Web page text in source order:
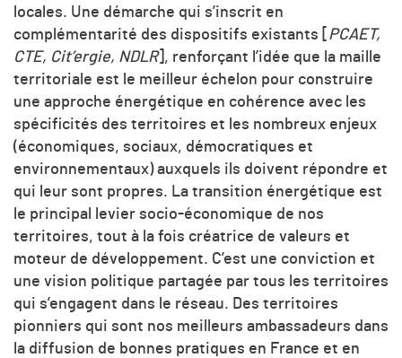
locales. Une démarche qui s’inscrit en
complémentarité des dispositifs existants [ PCAET,
CTE, Cit’ergie, NDLR], renforçant l’idée que la maille
territoriale est le meilleur échelon pour construire
une approche énergétique en cohérence avec les
spécificités des territoires et les nombreux enjeux
(économiques, sociaux, démocratiques et
environnementaux) auxquels ils doivent répondre et
qui leur sont propres. La transition énergétique est
le principal levier socio-économique de nos
territoires, tout à la fois créatrice de valeurs et
moteur de développement. C’est une conviction et
une vision politique partagée par tous les territoires
qui s’engagent dans le réseau. Des territoires
pionniers qui sont nos meilleurs ambassadeurs dans
la diffusion de bonnes pratiques en France et en